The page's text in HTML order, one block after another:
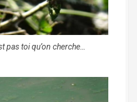
pas toi qu’on cherche…